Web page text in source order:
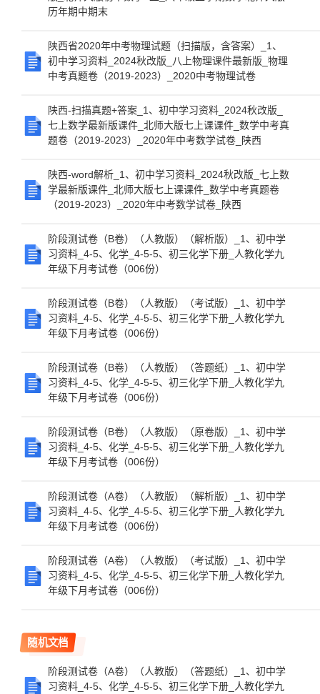
历年期中期末
陕西省2020年中考物理试题（扫描版，含答案）_1、
初中学习资料_2024秋改版_八上物理课件最新版_物理
中考真题卷（2019-2023）_2020中考物理试卷
陕西-扫描真题+答案_1、初中学习资料_2024秋改版_
七上数学最新版课件_北师大版七上课课件_数学中考真
题卷（2019-2023）_2020年中考数学试卷_陕西
陕西-word解析_1、初中学习资料_2024秋改版_七上数
学最新版课件_北师大版七上课课件_数学中考真题卷
（2019-2023）_2020年中考数学试卷_陕西
阶段测试卷（B卷）（人教版）（解析版）_1、初中学
习资料_4-5、化学_4-5-5、初三化学下册_人教化学九
年级下月考试卷（006份）
阶段测试卷（B卷）（人教版）（考试版）_1、初中学
习资料_4-5、化学_4-5-5、初三化学下册_人教化学九
年级下月考试卷（006份）
阶段测试卷（B卷）（人教版）（答题纸）_1、初中学
习资料_4-5、化学_4-5-5、初三化学下册_人教化学九
年级下月考试卷（006份）
阶段测试卷（B卷）（人教版）（原卷版）_1、初中学
习资料_4-5、化学_4-5-5、初三化学下册_人教化学九
年级下月考试卷（006份）
阶段测试卷（A卷）（人教版）（解析版）_1、初中学
习资料_4-5、化学_4-5-5、初三化学下册_人教化学九
年级下月考试卷（006份）
阶段测试卷（A卷）（人教版）（考试版）_1、初中学
习资料_4-5、化学_4-5-5、初三化学下册_人教化学九
年级下月考试卷（006份）
随机文档
阶段测试卷（A卷）（人教版）（答题纸）_1、初中学
习资料_4-5、化学_4-5-5、初三化学下册_人教化学九